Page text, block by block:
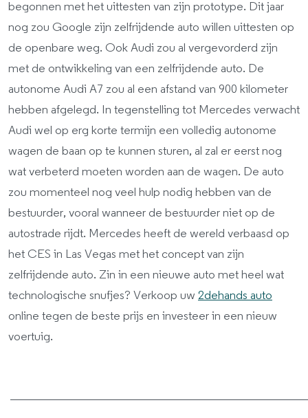
begonnen met het uittesten van zijn prototype. Dit jaar
nog zou Google zijn zelfrijdende auto willen uittesten op
de openbare weg. Ook Audi zou al vergevorderd zijn
met de ontwikkeling van een zelfrijdende auto. De
autonome Audi A7 zou al een afstand van 900 kilometer
hebben afgelegd. In tegenstelling tot Mercedes verwacht
Audi wel op erg korte termijn een volledig autonome
wagen de baan op te kunnen sturen, al zal er eerst nog
wat verbeterd moeten worden aan de wagen. De auto
zou momenteel nog veel hulp nodig hebben van de
bestuurder, vooral wanneer de bestuurder niet op de
autostrade rijdt. Mercedes heeft de wereld verbaasd op
het CES in Las Vegas met het concept van zijn
zelfrijdende auto. Zin in een nieuwe auto met heel wat
technologische snufjes? Verkoop uw 2dehands auto
online tegen de beste prijs en investeer in een nieuw
voertuig.